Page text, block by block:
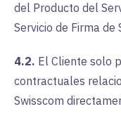
del Producto del
Servicio de Firma de
4.2. El Cliente solo
contractuales
Swisscom